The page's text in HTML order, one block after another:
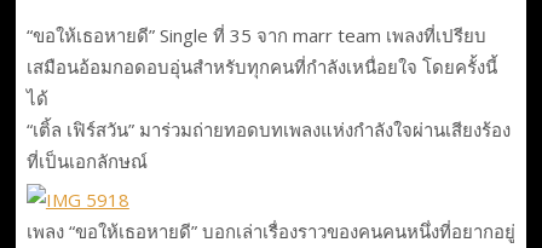
“ขอให้เธอหายดี” Single ที่ 35 จาก marr team เพลงที่เปรียบ
เสมือนอ้อมกอดอบอุ่นสำหรับทุกคนที่กำลังเหนื่อยใจ โดยครั้งนี้
ได้
“เติ้ล เฟิร์สวัน” มาร่วมถ่ายทอดบทเพลงแห่งกำลังใจผ่านเสียงร้อง
ที่เป็นเอกลักษณ์
เพลง “ขอให้เธอหายดี” บอกเล่าเรื่องราวของคนคนหนึ่งที่อยากอยู่